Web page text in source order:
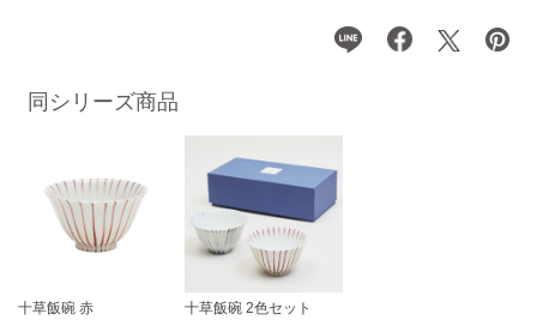
同シリーズ商品
十草飯碗 赤
十草飯碗 2色セット